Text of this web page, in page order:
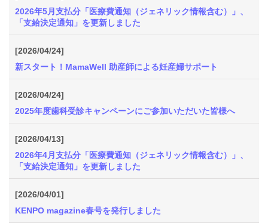
内
2026年5月支払分「医療費通知（ジェネリック情報含む）」、
「支給決定通知」を更新しました
[2026/04/24]
新スタート！MamaWell 助産師による妊産婦サポート
[2026/04/24]
2025年度歯科受診キャンペーンにご参加いただいた皆様へ
[2026/04/13]
2026年4月支払分「医療費通知（ジェネリック情報含む）」、
「支給決定通知」を更新しました
[2026/04/01]
KENPO magazine春号を発行しました